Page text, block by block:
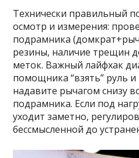
Технически правильный
осмотр и измерения:
подрамника
резины, наличие трещин
меток. Важный лайфхак
помощника “взять” руль
надавите рычагом снизу
подрамника. Если под
уходит заметно,
бессмысленной до